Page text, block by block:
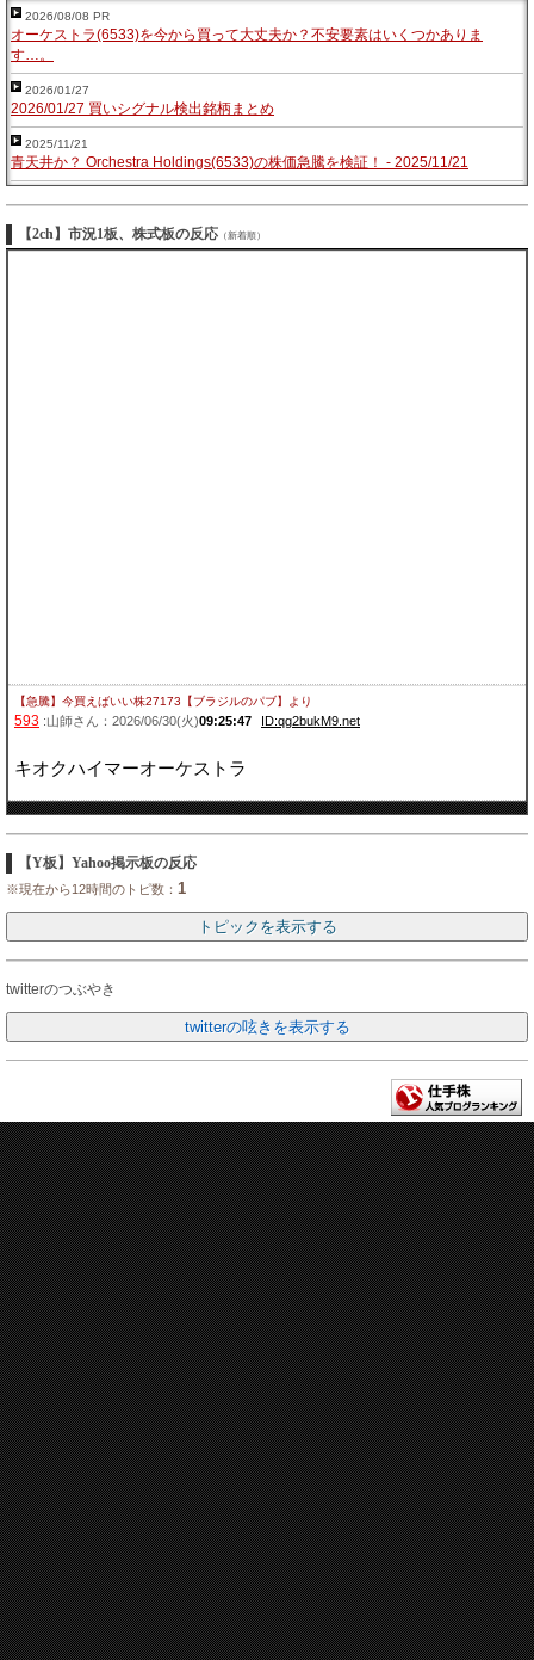
2026/08/08 PR
オーケストラ(6533)を今から買って大丈夫か？不安要素はいくつかありま
す…。
2026/01/27
2026/01/27 買いシグナル検出銘柄まとめ
2025/11/21
青天井か？ Orchestra Holdings(6533)の株価急騰を検証！ - 2025/11/21
【2ch】市況1板、株式板の反応 （新着順）
【急騰】今買えばいい株27173【ブラジルのパブ】 より
593 :山師さん：2026/06/30(火)09:25:47 ID:qg2bukM9.net
キオクハイマーオーケストラ
【Y板】Yahoo掲示板の反応
※現在から12時間のトピ数： 1
twitterのつぶやき